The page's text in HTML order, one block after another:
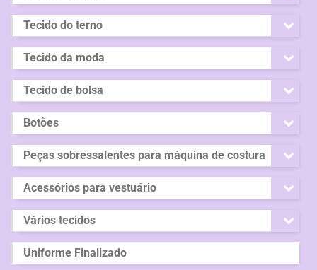
Tecido do terno
Tecido da moda
Tecido de bolsa
Botões
Peças sobressalentes para máquina de costura
Acessórios para vestuário
Vários tecidos
Uniforme Finalizado